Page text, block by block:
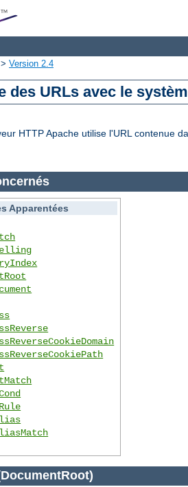
> Version 2.4
des URLs avec le
HTTP Apache utilise l'URL contenue
Apparentées